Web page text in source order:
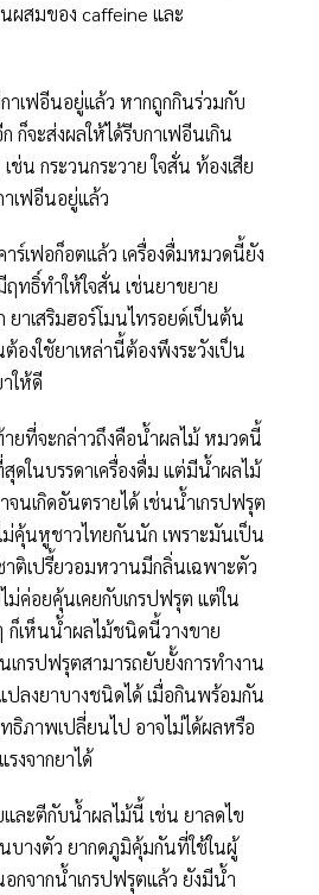
ผสมของ caffeine และ
าเฟอีนอยู่แล้ว หากถูกกินร่วมกับ
ก็จะส่งผลให้ได้รีบกาเฟอีนเกิน
ช่น กระวนกระวาย ใจสั่น ท้องเสีย
เฟอีนอยู่แล้ว
ร์เฟอก็อตแล้ว เครื่องดื่มหมวดนี้ยัง
ทธิ์ทำให้ใจสั่น เช่นยาขยาย
าเสริมฮอร์โมนไทรอยด์เป็นต้น
องใชัยาเหล่านี้ต้องพึงระวังเป็น
ให้ดี
ยที่จะกล่าวถึงคือน้ำผลไม้ หมวดนี้
ในบรรดาเครื่องดื่ม แต่มีน้ำผลไม้
นเกิดอันตรายได้ เช่นน้ำเกรปฟรุต
คุ้นหูชาวไทยกันนัก เพราะมันเป็น
าติเปรี้ยวอมหวานมีกลิ่นเฉพาะตัว
ค่อยคุ้นเคยกับเกรปฟรุต แต่ใน
เห็นน้ำผลไม้ชนิดนี้วางขาย
เกรปฟรุตสามารถยับยั้งการทำงาน
ลงยาบางชนิดได้ เมื่อกินพร้อมกัน
ธิภาพเปลี่ยนไป อาจไม่ได้ผลหรือ
รงจากยาได้
ละตีกับน้ำผลไม้นี้ เช่น ยาลดไข
บางตัว ยากดภูมิคุ้มกันที่ใช้ในผู้
กจากน้ำเกรปฟรุตแล้ว ยังมีน้ำ